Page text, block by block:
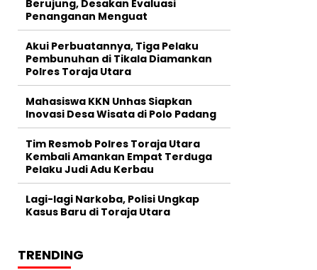
Berujung, Desakan Evaluasi
Penanganan Menguat
Akui Perbuatannya, Tiga Pelaku
Pembunuhan di Tikala Diamankan
Polres Toraja Utara
Mahasiswa KKN Unhas Siapkan
Inovasi Desa Wisata di Polo Padang
Tim Resmob Polres Toraja Utara
Kembali Amankan Empat Terduga
Pelaku Judi Adu Kerbau
Lagi-lagi Narkoba, Polisi Ungkap
Kasus Baru di Toraja Utara
TRENDING